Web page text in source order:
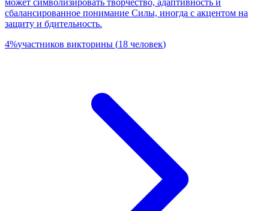
сбалансированное понимание Силы, иногда с акцентом на
защиту и бдительность.
4%участников викторины (18 человек)